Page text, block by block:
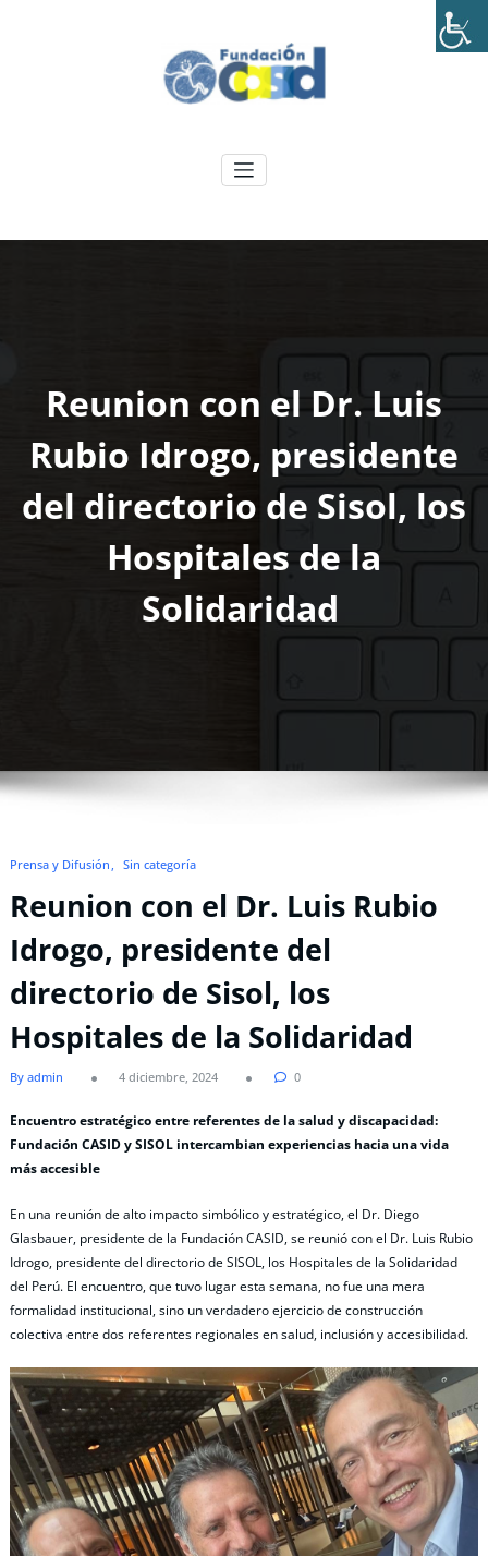
Fundación CASID
Reunion con el Dr. Luis
Rubio Idrogo, presidente
del directorio de Sisol, los
Hospitales de la
Solidaridad
Prensa y Difusión Sin categoría
Reunion con el Dr. Luis Rubio
Idrogo, presidente del
directorio de Sisol, los
Hospitales de la Solidaridad
By admin 4 diciembre, 2024 0
Encuentro estratégico entre referentes de la salud y discapacidad:
Fundación CASID y SISOL intercambian experiencias hacia una vida
más accesible
En una reunión de alto impacto simbólico y estratégico, el Dr. Diego
Glasbauer, presidente de la Fundación CASID, se reunió con el Dr. Luis Rubio
Idrogo, presidente del directorio de SISOL, los Hospitales de la Solidaridad
del Perú. El encuentro, que tuvo lugar esta semana, no fue una mera
formalidad institucional, sino un verdadero ejercicio de construcción
colectiva entre dos referentes regionales en salud, inclusión y accesibilidad.